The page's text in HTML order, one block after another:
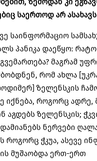
საერთოდ არ
საინფორმაციო
პანიკა დაეწყო:
მაგრამ
რომ ახლა
ზელენსკის
იქნება, როგორც ადრე,
აგდებს ზელენსკის;
ნერვები
როგორც ჭკუა, ასევე
მუშაობდა ერთ-ერთ